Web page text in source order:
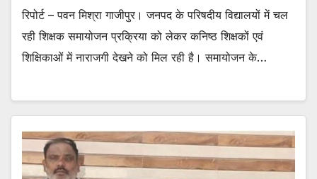
रिपोर्ट – पवन मिश्रा गाजीपुर। जनपद के परिषदीय विद्यालयों में चल
रही शिक्षक समायोजन प्रक्रिया को लेकर कनिष्ठ शिक्षकों एवं
शिक्षिकाओं में नाराजगी देखने को मिल रही है। समायोजन के…